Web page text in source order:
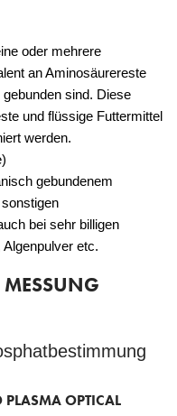
oder mehrere
an Aminosäurereste
sind. Diese
und flüssige Futtermittel
werden.
gebundenem
bei sehr billigen
etc.
PLASMA OPTICAL